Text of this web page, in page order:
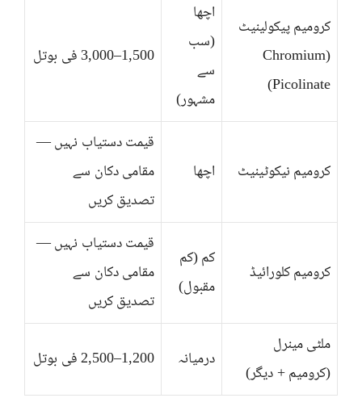
کرومیم پیکولینیٹ
(Chromium
Picolinate)
اچھا
(سب
سے
مشہور)
1,500–3,000 فی بوتل
کرومیم نیکوٹینیٹ اچھا
قیمت دستیاب نہیں —
مقامی دکان سے
تصدیق کریں
کرومیم کلورائیڈ
کم (کم
مقبول)
قیمت دستیاب نہیں —
مقامی دکان سے
تصدیق کریں
ملٹی مینرل
(کرومیم + دیگر)
درمیانہ 1,200–2,500 فی بوتل